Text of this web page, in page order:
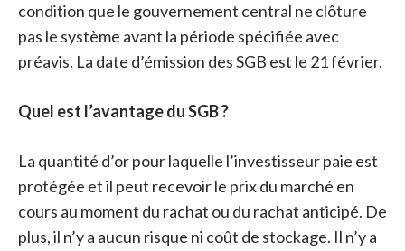
condition que le gouvernement central ne clôture
pas le système avant la période spécifiée avec
préavis. La date d’émission des SGB est le 21 février.
Quel est l’avantage du SGB ?
La quantité d’or pour laquelle l’investisseur paie est
protégée et il peut recevoir le prix du marché en
cours au moment du rachat ou du rachat anticipé. De
plus, il n’y a aucun risque ni coût de stockage. Il n’y a